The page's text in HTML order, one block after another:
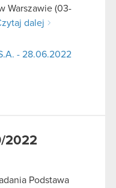
Warszawie (03-
dalej
- 28.06.2022
2022
Podstawa